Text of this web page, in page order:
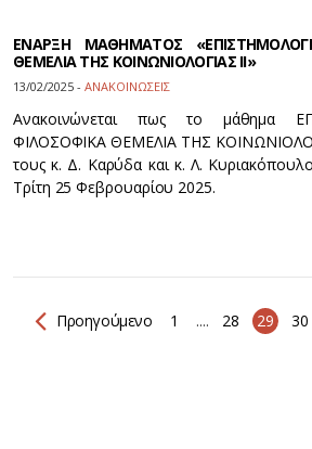
ΕΝΑΡΞΗ ΜΑΘΗΜΑΤΟΣ
ΘΕΜΕΛΙΑ ΤΗΣ ΚΟΙΝΩΝΙΟΛΟΓΙΑΣ ΙΙ»
13/02/2025 - ΑΝΑΚΟΙΝΩΣΕΙΣ
Ανακοινώνεται πως το μάθημα
ΦΙΛΟΣΟΦΙΚΑ ΘΕΜΕΛΙΑ ΤΗΣ
τους κ. Δ. Καρύδα και κ. Λ.
Τρίτη 25 Φεβρουαρίου 2025.
Προηγούμενο 1 .... 28 29 30